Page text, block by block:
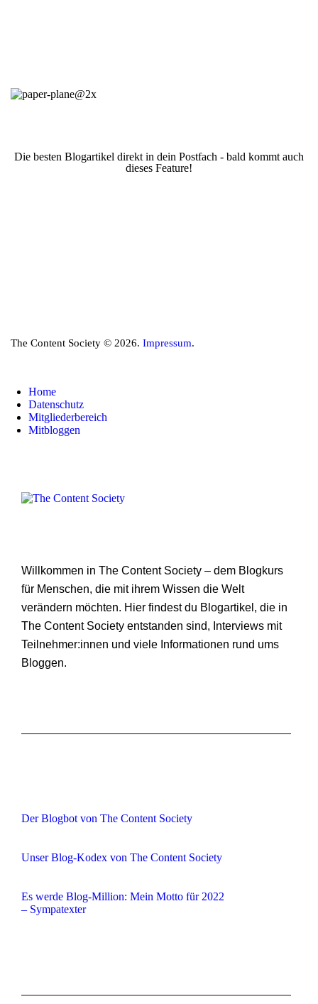
Die besten Blogartikel direkt in dein Postfach - bald kommt auch
dieses Feature!
The Content Society © 2026. Impressum.
Home
Datenschutz
Mitgliederbereich
Mitbloggen
Willkommen in The Content Society – dem Blogkurs
für Menschen, die mit ihrem Wissen die Welt
verändern möchten. Hier findest du Blogartikel, die in
The Content Society entstanden sind, Interviews mit
Teilnehmer:innen und viele Informationen rund ums
Bloggen.
Der Blogbot von The Content Society
Unser Blog-Kodex von The Content Society
Es werde Blog-Million: Mein Motto für 2022
– Sympatexter